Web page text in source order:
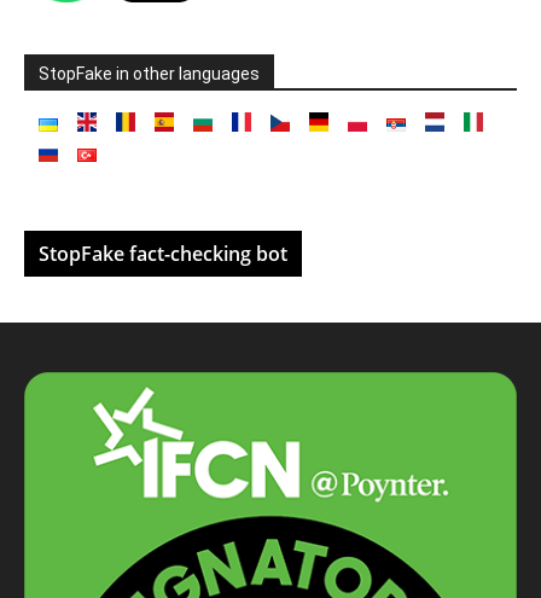
StopFake in other languages
StopFake fact-checking bot